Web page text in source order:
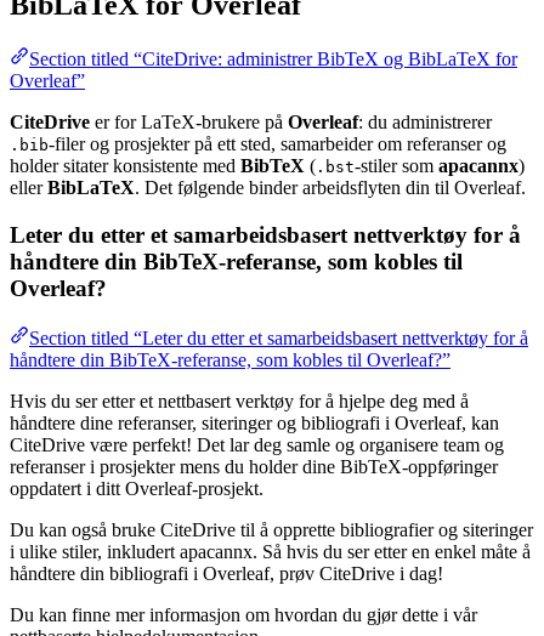
Section titled “CiteDrive: administrer BibTeX og BibLaTeX for
Overleaf”
CiteDrive er for LaTeX-brukere på Overleaf: du administrerer
.bib-filer og prosjekter på ett sted, samarbeider om referanser og
holder sitater konsistente med BibTeX ( .bst-stiler som apacannx)
ellerBibLaTeX. Det følgende binder arbeidsflyten din til Overleaf.
Leter du etter et samarbeidsbasert nettverktøy for å
håndtere din BibTeX-referanse, som kobles til
Overleaf?
Section titled “Leter du etter et samarbeidsbasert nettverktøy for å
håndtere din BibTeX-referanse, som kobles til Overleaf?”
Hvis du ser etter et nettbasert verktøy for å hjelpe deg med å
håndtere dine referanser, siteringer og bibliografi i Overleaf, kan
CiteDrive være perfekt! Det lar deg samle og organisere team og
referanser i prosjekter mens du holder dine BibTeX-oppføringer
oppdatert i ditt Overleaf-prosjekt.
Du kan også bruke CiteDrive til å opprette bibliografier og siteringer
i ulike stiler, inkludert apacannx. Så hvis du ser etter en enkel måte å
håndtere din bibliografi i Overleaf, prøv CiteDrive i dag!
Du kan finne mer informasjon om hvordan du gjør dette i vår